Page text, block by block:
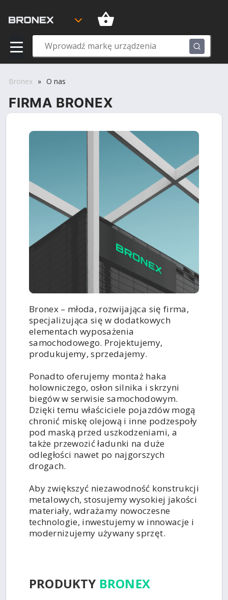
Bronex » O nas
FIRMA BRONEX
Bronex – młoda, rozwijająca się firma,
specjalizująca się w dodatkowych
elementach wyposażenia
samochodowego. Projektujemy,
produkujemy, sprzedajemy.
Ponadto oferujemy montaż haka
holowniczego, osłon silnika i skrzyni
biegów w serwisie samochodowym.
Dzięki temu właściciele pojazdów mogą
chronić miskę olejową i inne podzespoły
pod maską przed uszkodzeniami, a
także przewozić ładunki na duże
odległości nawet po najgorszych
drogach.
Aby zwiększyć niezawodność konstrukcji
metalowych, stosujemy wysokiej jakości
materiały, wdrażamy nowoczesne
technologie, inwestujemy w innowacje i
modernizujemy używany sprzęt.
PRODUKTY BRONEX